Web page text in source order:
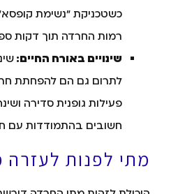
כשטכניקת "נשימת
רמות החרדה תוך דקות
שינויים באורח החיים:
לתרום גם הם להפחתת
פעילות גופנית סדירה
חשובים בהתמודדות עם
מתי לפנות לעזרה